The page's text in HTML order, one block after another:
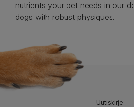
nutrients your pet needs in our
dogs with robust physiques.
Uutiskirje